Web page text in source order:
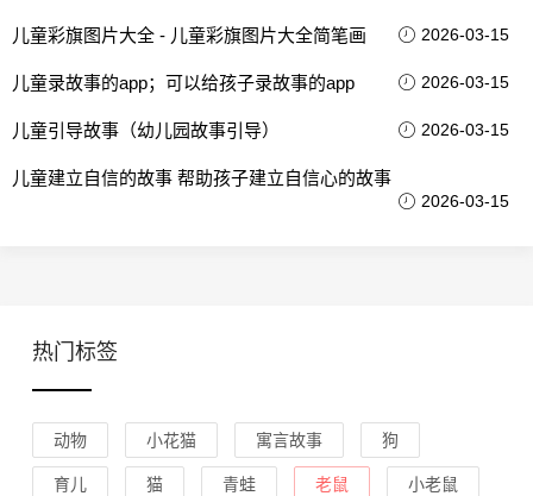
儿童彩旗图片大全 - 儿童彩旗图片大全简笔画 2026-03-15
儿童录故事的app；可以给孩子录故事的app 2026-03-15
儿童引导故事（幼儿园故事引导） 2026-03-15
儿童建立自信的故事 帮助孩子建立自信心的故事
2026-03-15
热门标签
动物 小花猫 寓言故事 狗
育儿 猫 青蛙 老鼠 小老鼠